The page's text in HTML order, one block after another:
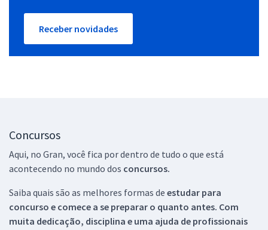
Receber novidades
Concursos
Aqui, no Gran, você fica por dentro de tudo o que está
acontecendo no mundo dos concursos.
Saiba quais são as melhores formas de estudar para
concurso e comece a se preparar o quanto antes. Com
muita dedicação, disciplina e uma ajuda de profissionais